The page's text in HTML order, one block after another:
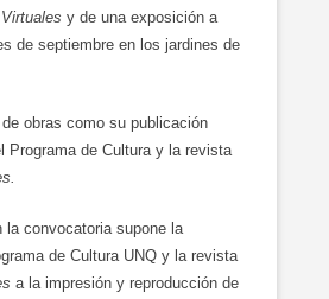
y de una exposición a
de septiembre en los jardines de
obras como su publicación
Programa de Cultura y la revista
la convocatoria supone la
de Cultura UNQ y la revista
a la impresión y reproducción de